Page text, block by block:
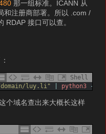
那一组标准。ICANN 从
和注册商部署。所以 .com /
RDAP 接口可以查。
Shell
luy.li" python3 -
个域名查出来大概长这样